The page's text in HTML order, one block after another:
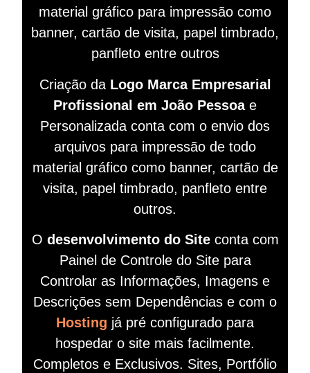
material gráfico para impressão como
banner, cartão de visita, papel timbrado,
panfleto entre outros
Criação da Logo Marca Empresarial
Profissional em João Pessoae
Personalizada conta com o envio dos
arquivos para impressão de todo
material gráfico como banner, cartão de
visita, papel timbrado, panfleto entre
outros.
O desenvolvimento do Siteconta com
Painel de Controle do Site para
Controlar as Informações, Imagens e
Descrições sem Dependências e com o
Hosting já pré configurado para
hospedar o site mais facilmente.
Completos e Exclusivos. Sites, Portfólio